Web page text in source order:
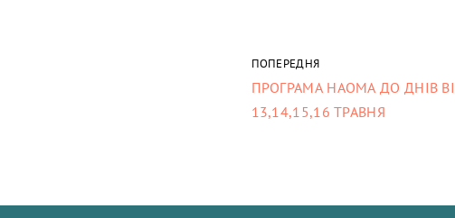
ПОПЕРЕДНЯ
ПРОГРАМА НАОМА ДО ДНІВ
13,14,15,16 ТРАВНЯ